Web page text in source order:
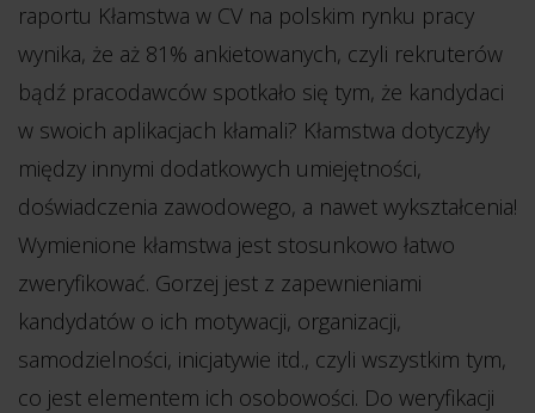
raportu Kłamstwa w CV na polskim rynku pracy
wynika, że aż 81% ankietowanych, czyli rekruterów
bądź pracodawców spotkało się tym, że kandydaci
w swoich aplikacjach kłamali? Kłamstwa dotyczyły
między innymi dodatkowych umiejętności,
doświadczenia zawodowego, a nawet wykształcenia!
Wymienione kłamstwa jest stosunkowo łatwo
zweryfikować. Gorzej jest z zapewnieniami
kandydatów o ich motywacji, organizacji,
samodzielności, inicjatywie itd., czyli wszystkim tym,
co jest elementem ich osobowości. Do weryfikacji